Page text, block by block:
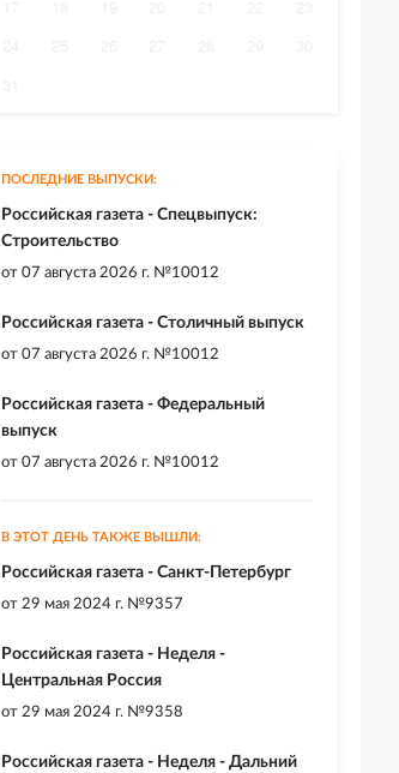
ПОСЛЕДНИЕ ВЫПУСКИ:
Российская газета - Спецвыпуск:
Строительство
от 07 августа 2026 г. №10012
Российская газета - Столичный выпуск
от 07 августа 2026 г. №10012
Российская газета - Федеральный
выпуск
от 07 августа 2026 г. №10012
В ЭТОТ ДЕНЬ ТАКЖЕ ВЫШЛИ:
Российская газета - Санкт-Петербург
от 29 мая 2024 г. №9357
Российская газета - Неделя -
Центральная Россия
от 29 мая 2024 г. №9358
Российская газета - Неделя - Дальний